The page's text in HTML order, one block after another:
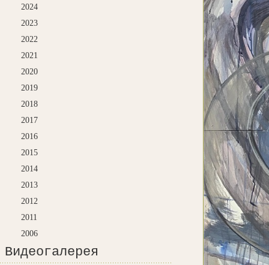
2024
2023
2022
2021
2020
2019
2018
2017
2016
2015
2014
2013
2012
2011
2006
Видеогалерея